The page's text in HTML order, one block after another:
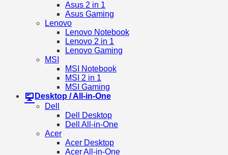
Asus 2 in 1
Asus Gaming
Lenovo
Lenovo Notebook
Lenovo 2 in 1
Lenovo Gaming
MSI
MSI Notebook
MSI 2 in 1
MSI Gaming
Desktop / All-in-One
Dell
Dell Desktop
Dell All-in-One
Acer
Acer Desktop
Acer All-in-One